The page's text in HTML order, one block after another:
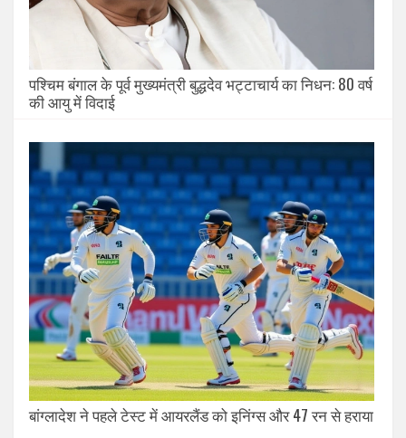
पश्चिम बंगाल के पूर्व मुख्यमंत्री बुद्धदेव भट्टाचार्य का निधन: 80 वर्ष
की आयु में विदाई
बांग्लादेश ने पहले टेस्ट में आयरलैंड को इनिंग्स और 47 रन से हराया